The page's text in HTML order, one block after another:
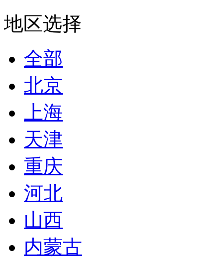
地区选择
全部
北京
上海
天津
重庆
河北
山西
内蒙古